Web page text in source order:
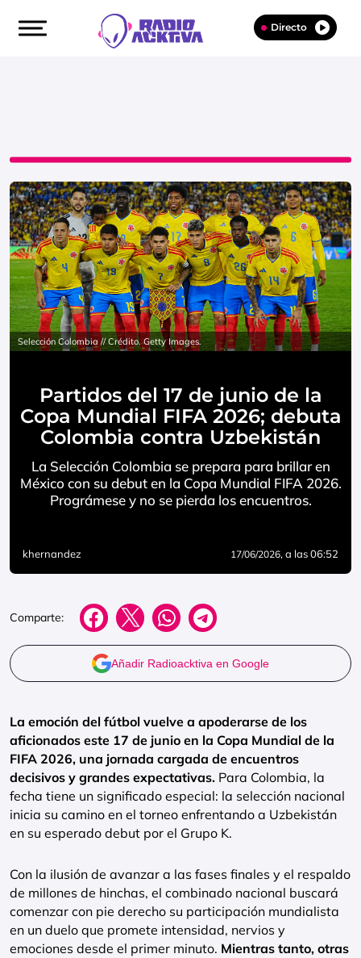
Directo
Selección Colombia // Crédito. Getty Images.
Partidos del 17 de junio de la
Copa Mundial FIFA 2026; debuta
Colombia contra Uzbekistán
La Selección Colombia se prepara para brillar en
México con su debut en la Copa Mundial FIFA 2026.
Prográmese y no se pierda los encuentros.
khernandez 17/06/2026, a las 06:52
Comparte:
Añadir Radioacktiva en Google
La emoción del fútbol vuelve a apoderarse de los
aficionados este 17 de junio en la Copa Mundial de la
FIFA 2026, una jornada cargada de encuentros
decisivos y grandes expectativas. Para Colombia, la
fecha tiene un significado especial: la selección nacional
inicia su camino en el torneo enfrentando a Uzbekistán
en su esperado debut por el Grupo K.
Con la ilusión de avanzar a las fases finales y el respaldo
de millones de hinchas, el combinado nacional buscará
comenzar con pie derecho su participación mundialista
en un duelo que promete intensidad, nervios y
emociones desde el primer minuto. Mientras tanto, otras